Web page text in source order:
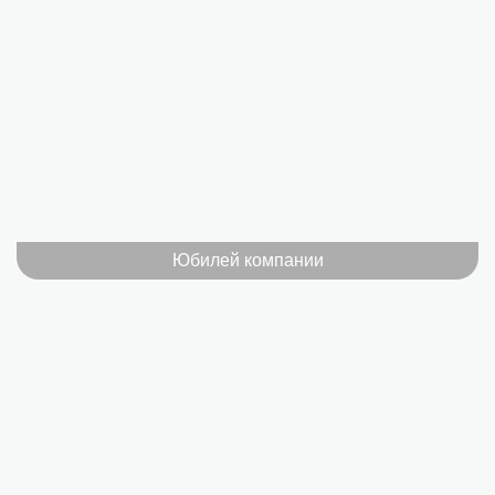
Юбилей компании